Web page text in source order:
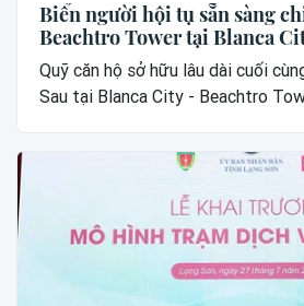
Biển người hội tụ sẵn sàng
Beachtro Tower tại Blanca
Quỹ căn hộ sở hữu lâu dài cuối
Sau tại Blanca City - Beachtro